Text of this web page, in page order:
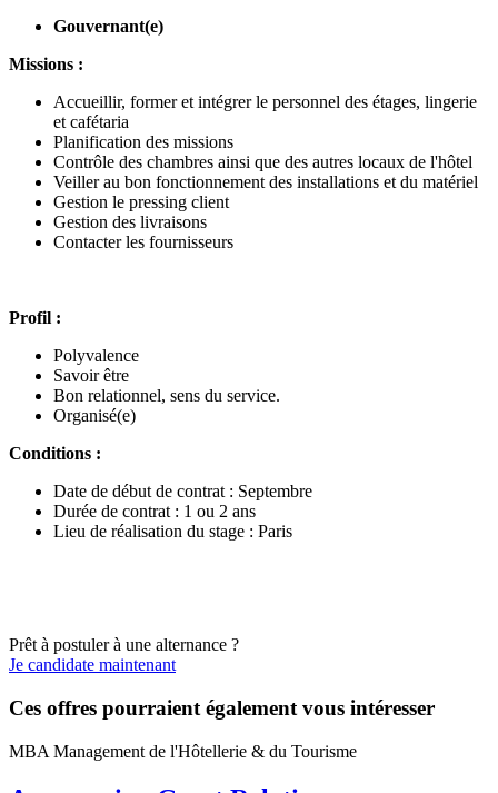
Gouvernant(e)
Missions :
Accueillir, former et intégrer le personnel des étages, lingerie
et cafétaria
Planification des missions
Contrôle des chambres ainsi que des autres locaux de l'hôtel
Veiller au bon fonctionnement des installations et du matériel
Gestion le pressing client
Gestion des livraisons
Contacter les fournisseurs
Profil :
Polyvalence
Savoir être
Bon relationnel, sens du service.
Organisé(e)
Conditions :
Date de début de contrat : Septembre
Durée de contrat : 1 ou 2 ans
Lieu de réalisation du stage : Paris
Prêt à postuler à une alternance ?
Je candidate maintenant
Ces offres pourraient également vous intéresser
MBA Management de l'Hôtellerie & du Tourisme